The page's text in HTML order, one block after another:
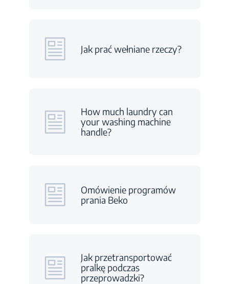
Jak prać wełniane rzeczy?
How much laundry can
your washing machine
handle?
Omówienie programów
prania Beko
Jak przetransportować
pralkę podczas
przeprowadzki?